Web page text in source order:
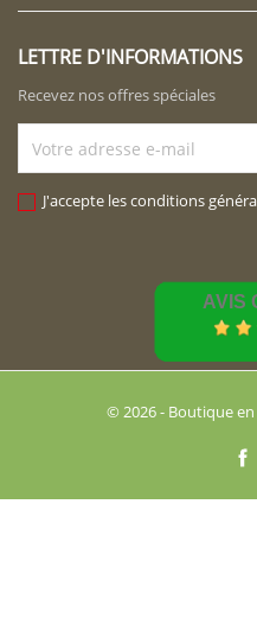
LETTRE D'INFORMATIONS
Recevez nos offres spéciales
J'accepte les conditions
AVIS
© 2026 - Boutique